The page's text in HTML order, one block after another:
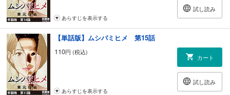
試し読み
あらすじを表示する
【単話版】ムシバミヒメ 第15話
110円 (税込)
カート
試し読み
あらすじを表示する